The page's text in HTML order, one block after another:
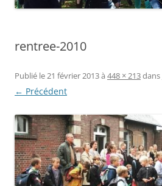
rentree-2010
Publié le21 février 2013à 448 × 213dans
← Précédent